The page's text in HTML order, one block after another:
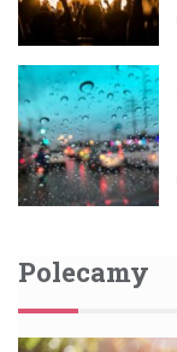
Polecamy